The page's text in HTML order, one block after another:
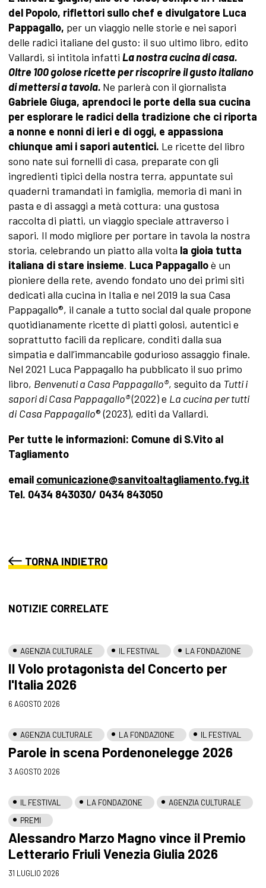
del Popolo, riflettori sullo chef e divulgatore Luca
Pappagallo, per un viaggio nelle storie e nei sapori
delle radici italiane del gusto: il suo ultimo libro, edito
Vallardi, si intitola infatti La nostra cucina di casa.
Oltre 100 golose ricette per riscoprire il gusto italiano
di mettersi a tavola. Ne parlerà con il giornalista
Gabriele Giuga, aprendoci le porte della sua cucina
per esplorare le radici della tradizione che ci riporta
a nonne e nonni di ieri e di oggi, e appassiona
chiunque ami i sapori autentici. Le ricette del libro
sono nate sui fornelli di casa, preparate con gli
ingredienti tipici della nostra terra, appuntate sui
quaderni tramandati in famiglia, memoria di mani in
pasta e di assaggi a metà cottura: una gustosa
raccolta di piatti, un viaggio speciale attraverso i
sapori. Il modo migliore per portare in tavola la nostra
storia, celebrando un piatto alla volta la gioia tutta
italiana di stare insieme. Luca Pappagalloè un
pioniere della rete, avendo fondato uno dei primi siti
dedicati alla cucina in Italia e nel 2019 la sua Casa
Pappagallo®, il canale a tutto social dal quale propone
quotidianamente ricette di piatti golosi, autentici e
soprattutto facili da replicare, conditi dalla sua
simpatia e dall’immancabile godurioso assaggio finale.
Nel 2021 Luca Pappagallo ha pubblicato il suo primo
libro, Benvenuti a Casa Pappagallo®, seguito da Tutti i
sapori di Casa Pappagallo®(2022) e La cucina per tutti
di Casa Pappagallo® (2023), editi da Vallardi.
Per tutte le informazioni: Comune di S.Vito al
Tagliamento
email comunicazione@sanvitoaltagliamento.fvg.it
Tel. 0434 843030/ 0434 843050
TORNA INDIETRO
NOTIZIE CORRELATE
AGENZIA CULTURALE IL FESTIVAL LA FONDAZIONE
Il Volo protagonista del Concerto per
l'Italia 2026
6 AGOSTO 2026
AGENZIA CULTURALE LA FONDAZIONE IL FESTIVAL
Parole in scena Pordenonelegge 2026
3 AGOSTO 2026
IL FESTIVAL LA FONDAZIONE
AGENZIA CULTURALE
PREMI
Alessandro Marzo Magno vince il Premio
Letterario Friuli Venezia Giulia 2026
31 LUGLIO 2026